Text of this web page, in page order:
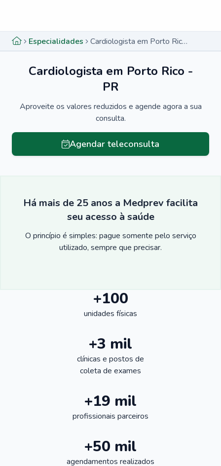
Especialidades Cardiologista em Porto Rico - PR
Cardiologista em Porto Rico -
PR
Aproveite os valores reduzidos e agende agora a sua
consulta.
Agendar teleconsulta
Há mais de 25 anos a Medprev facilita
seu acesso à saúde
O princípio é simples: pague somente pelo serviço
utilizado, sempre que precisar.
+100
unidades físicas
+3 mil
clínicas e postos de
coleta de exames
+19 mil
profissionais parceiros
+50 mil
agendamentos realizados